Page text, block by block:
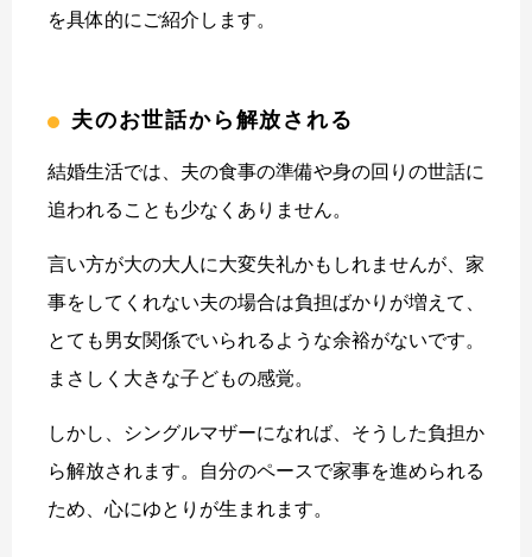
を具体的にご紹介します。
夫のお世話から解放される
結婚生活では、夫の食事の準備や身の回りの世話に
追われることも少なくありません。
言い方が大の大人に大変失礼かもしれませんが、家
事をしてくれない夫の場合は負担ばかりが増えて、
とても男女関係でいられるような余裕がないです。
まさしく大きな子どもの感覚。
しかし、シングルマザーになれば、そうした負担か
ら解放されます。自分のペースで家事を進められる
ため、心にゆとりが生まれます。